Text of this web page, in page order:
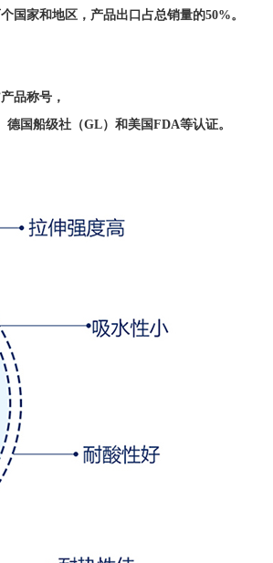
国家和地区，产品出口占总销量的50%。
品称号，
国船级社（GL）和美国FDA等认证。